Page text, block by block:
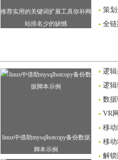
推荐实用的关键词扩展工具弥补网
站排名少的缺憾
策
全
linux中借助mysqlhotcopy备份数据
脚本示例
逻
逻
数
VR
移
移
解